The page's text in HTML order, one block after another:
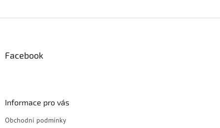
Facebook
Informace pro vás
Obchodní podmínky